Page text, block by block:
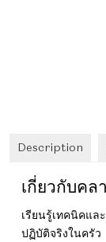
Description
เกี่ยวกับคล
เรียนรู้เทคนิคแล
ปฏิบัติจริงในครัว